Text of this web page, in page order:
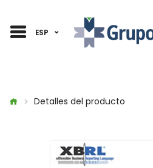
ESP
Detalles del producto